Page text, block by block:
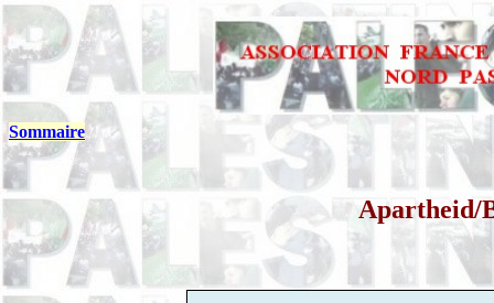
Sommaire
Apartheid/